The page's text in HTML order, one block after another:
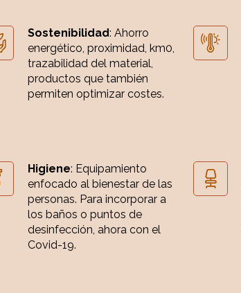
Sostenibilidad: Ahorro
energético, proximidad, km0,
trazabilidad del material,
productos que también
permiten optimizar costes.
Higiene: Equipamiento
enfocado al bienestar de las
personas. Para incorporar a
los baños o puntos de
desinfección, ahora con el
Covid-19.